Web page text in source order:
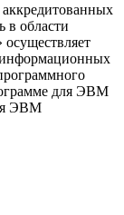
в области
информационных
для ЭВМ
ЭВМ